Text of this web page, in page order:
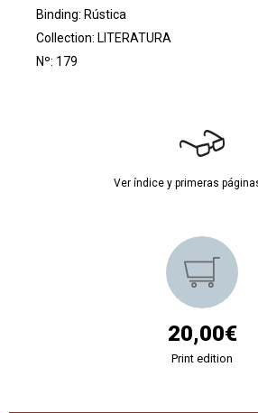
Binding: Rústica
Collection: LITERATURA
Nº: 179
Ver índice y primeras
20,00€
Print edition